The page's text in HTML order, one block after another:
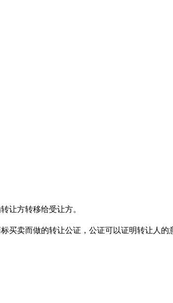
让方转移给受让方。
卖而做的转让公证，公证可以证明转让人